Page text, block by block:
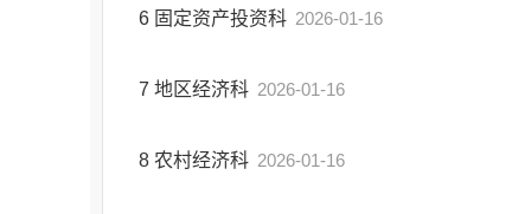
6 固定资产投资科 2026-01-16
7 地区经济科 2026-01-16
8 农村经济科 2026-01-16